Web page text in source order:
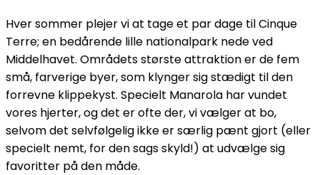
Hver sommer plejer vi at tage et par dage til Cinque
Terre; en bedårende lille nationalpark nede ved
Middelhavet. Områdets største attraktion er de fem
små, farverige byer, som klynger sig stædigt til den
forrevne klippekyst. Specielt Manarola har vundet
vores hjerter, og det er ofte der, vi vælger at bo,
selvom det selvfølgelig ikke er særlig pænt gjort (eller
specielt nemt, for den sags skyld!) at udvælge sig
favoritter på den måde.